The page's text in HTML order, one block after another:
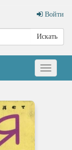
Войти
Искать
Меню